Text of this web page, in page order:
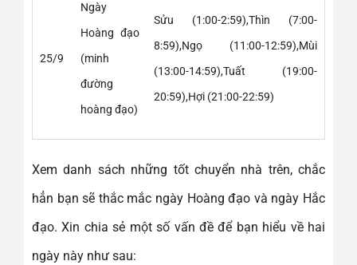
25/9
Ngày
Hoàng đạo
(minh
đường
hoàng đạo)
Sửu (1:00-2:59),Thìn (7:00-
8:59),Ngọ (11:00-12:59),Mùi
(13:00-14:59),Tuất (19:00-
20:59),Hợi (21:00-22:59)
Xem danh sách những tốt chuyển nhà trên, chắc
hẳn bạn sẽ thắc mắc ngày Hoàng đạo và ngày Hắc
đạo. Xin chia sẻ một số vấn đề để bạn hiểu về hai
ngày này như sau: